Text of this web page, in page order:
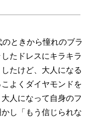
ときから憧れのブラ
たドレスにキラキラ
たけど、大人になる
よくダイヤモンドを
人になって自身のフ
し「もう信じられな